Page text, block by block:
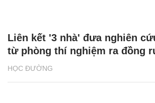
HỌC ĐƯỜNG
Liên kết '3 nhà' đưa nghiên
từ phòng thí nghiệm ra đồng